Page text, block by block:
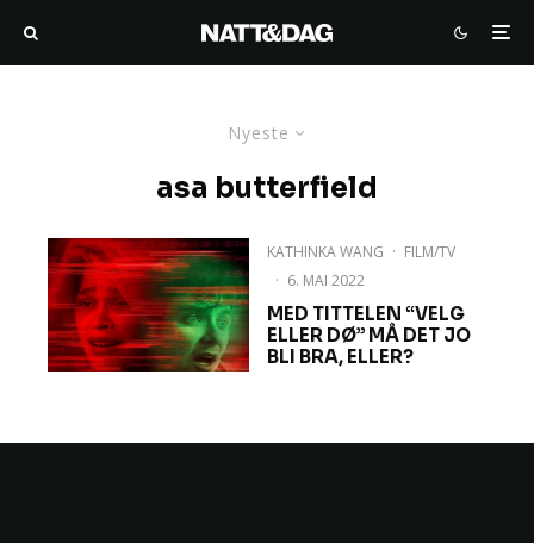
Nyeste
asa butterfield
KATHINKA WANG · FILM/TV
· 6. MAI 2022
MED TITTELEN “VELG
ELLER DØ” MÅ DET JO
BLI BRA, ELLER?